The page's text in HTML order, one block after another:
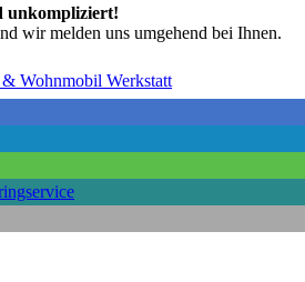
& Wohnmobil Werkstatt
unkompliziert!
wir melden uns umgehend bei Ihnen.